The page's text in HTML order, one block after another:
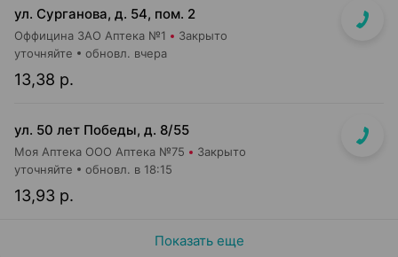
ул. Сурганова, д. 54, пом. 2
Оффицина ЗАО Аптека №1 Закрыто
13,38 р.
уточняйте обновл. вчера
ул. 50 лет Победы, д. 8/55
Моя Аптека ООО Аптека №75 Закрыто
13,93 р.
уточняйте обновл. в 18:15
Показать еще